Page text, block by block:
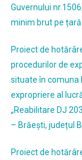
Guvernului
minim brut pe
Proiect de
procedurilor de
situate în comuna
expropriere al
„Reabilitare DJ
– Brăești, județul
Proiect de